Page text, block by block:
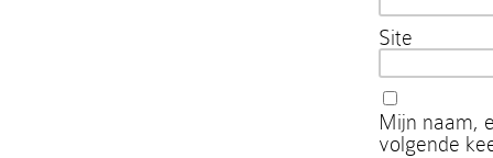
Site
Mijn naam,
volgende